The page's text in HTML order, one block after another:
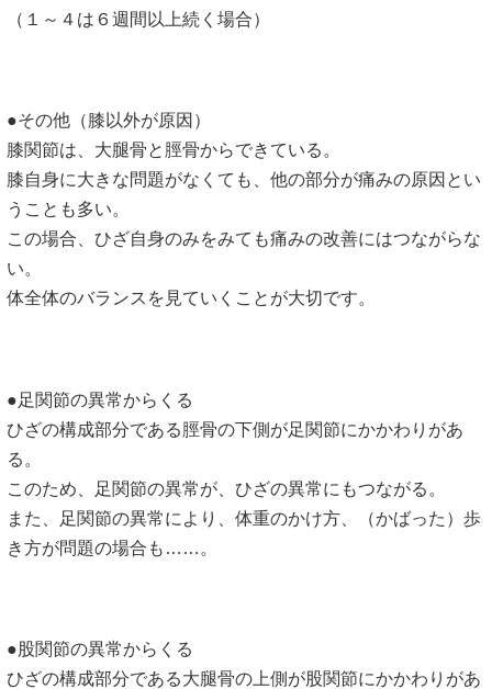
（１～４は６週間以上続く場合）
●その他（膝以外が原因）
膝関節は、大腿骨と脛骨からできている。
膝自身に大きな問題がなくても、他の部分が痛みの原因とい
うことも多い。
この場合、ひざ自身のみをみても痛みの改善にはつながらな
い。
体全体のバランスを見ていくことが大切です。
●足関節の異常からくる
ひざの構成部分である脛骨の下側が足関節にかかわりがあ
る。
このため、足関節の異常が、ひざの異常にもつながる。
また、足関節の異常により、体重のかけ方、（かばった）歩
き方が問題の場合も……。
●股関節の異常からくる
ひざの構成部分である大腿骨の上側が股関節にかかわりがあ